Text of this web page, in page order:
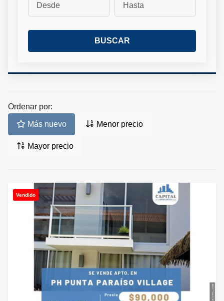
BUSCAR
Ordenar por:
Más nuevo Menor precio
Mayor precio
Vendido